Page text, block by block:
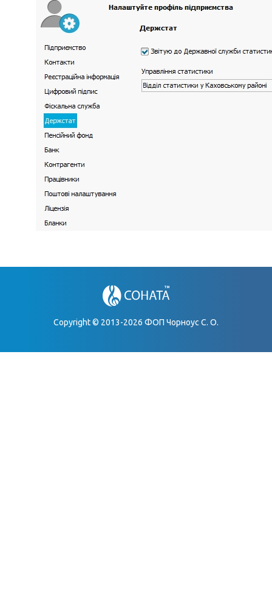
Copyright © 2013-2026 ФОП Чорноус С. О.